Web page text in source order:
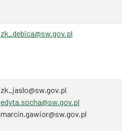
zk_debica@sw.gov.pl
zk_jaslo@sw.gov.pl
edyta.socha@sw.gov.pl
marcin.gawior@sw.gov.pl